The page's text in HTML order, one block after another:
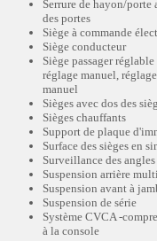
Serrure de hayon/
des portes
Siège à commande
Siège conducteur
Siège passager
réglage manuel,
manuel
Sièges avec dos des
Sièges chauffants
Support de plaque
Surface des sièges en
Surveillance des
Suspension arrière
Suspension avant à
Suspension de série
Système CVCA -
à la console